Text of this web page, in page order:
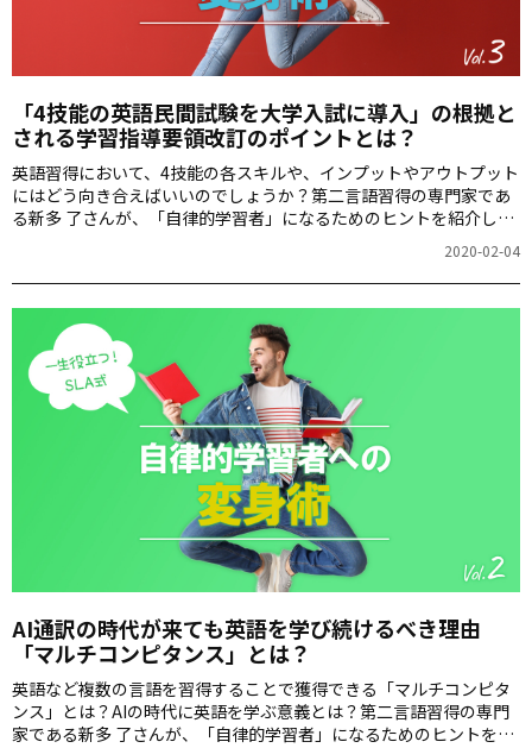
「4技能の英語民間試験を大学入試に導入」の根拠と
される学習指導要領改訂のポイントとは？
英語習得において、4技能の各スキルや、インプットやアウトプット
にはどう向き合えばいいのでしょうか？第二言語習得の専門家であ
る新多 了さんが、「自律的学習者」になるためのヒントを紹介しま
2020-02-04
AI通訳の時代が来ても英語を学び続けるべき理由
「マルチコンピタンス」とは？
英語など複数の言語を習得することで獲得できる「マルチコンピタ
ンス」とは？AIの時代に英語を学ぶ意義とは？第二言語習得の専門
家である新多 了さんが、「自律的学習者」になるためのヒントを紹